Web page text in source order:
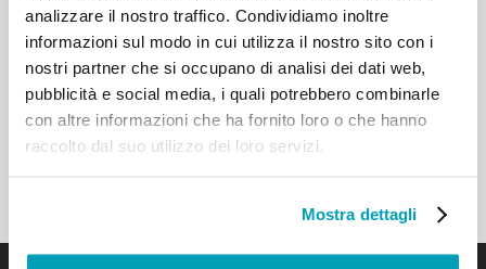
analizzare il nostro traffico. Condividiamo inoltre
informazioni sul modo in cui utilizza il nostro sito con i
nostri partner che si occupano di analisi dei dati web,
pubblicità e social media, i quali potrebbero combinarle
con altre informazioni che ha fornito loro o che hanno
raccolto dal suo utilizzo dei loro servizi.
Mostra dettagli